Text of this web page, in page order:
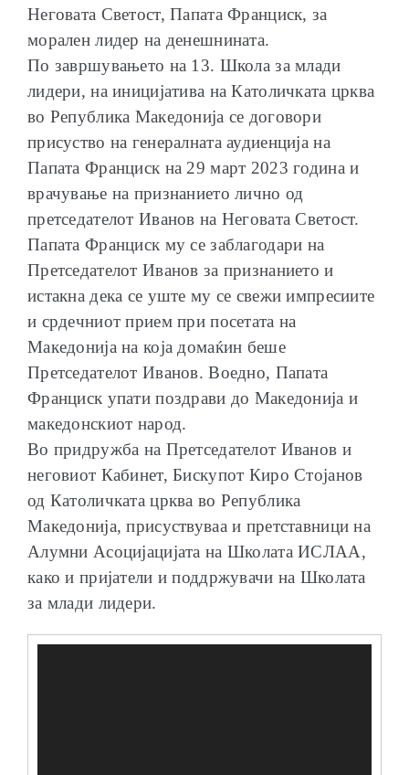
Неговата Светост, Папата Франциск, за
морален лидер на денешнината.
По завршувањето на 13. Школа за млади
лидери, на иницијатива на Католичката црква
во Република Македонија се договори
присуство на генералната аудиенција на
Папата Франциск на 29 март 2023 година и
врачување на признанието лично од
претседателот Иванов на Неговата Светост.
Папата Франциск му се заблагодари на
Претседателот Иванов за признанието и
истакна дека се уште му се свежи импресиите
и срдечниот прием при посетата на
Македонија на која домаќин беше
Претседателот Иванов. Воедно, Папата
Франциск упати поздрави до Македонија и
македонскиот народ.
Во придружба на Претседателот Иванов и
неговиот Кабинет, Бискупот Киро Стојанов
од Католичката црква во Република
Македонија, присуствуваа и претставници на
Алумни Асоцијацијата на Школата ИСЛАА,
како и пријатели и поддржувачи на Школата
за млади лидери.